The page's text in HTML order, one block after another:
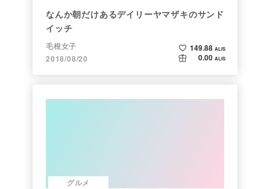
なんか朝だけあるデイリーヤマザキのサンド
イッチ
毛根女子
2018/08/20
149.88 ALIS
0.00 ALIS
グルメ